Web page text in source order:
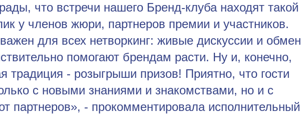
что встречи нашего Бренд-клуба находят такой
у членов жюри, партнеров премии и участников.
для всех нетворкинг: живые дискуссии и обмен
помогают брендам расти. Ну и, конечно,
традиция - розыгрыши призов! Приятно, что гости
с новыми знаниями и знакомствами, но и с
партнеров», - прокомментировала исполнительный